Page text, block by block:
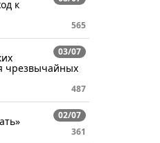
к
565
03/07
чрезвычайных
487
02/07
361